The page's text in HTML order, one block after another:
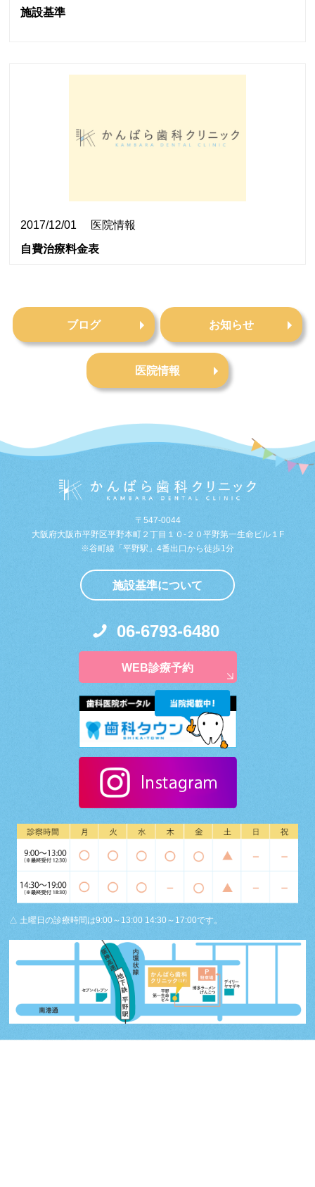
施設基準
2017/12/01
医院情報
自費治療料金表
ブログ お知らせ
医院情報
〒547-0044
大阪府大阪市平野区平野本町２丁目１０-２０平野第一生命ビル１F
※谷町線「平野駅」4番出口から徒歩1分
施設基準について
06-6793-6480
WEB診療予約
△ 土曜日の診療時間は9:00～13:00 14:30～17:00です。